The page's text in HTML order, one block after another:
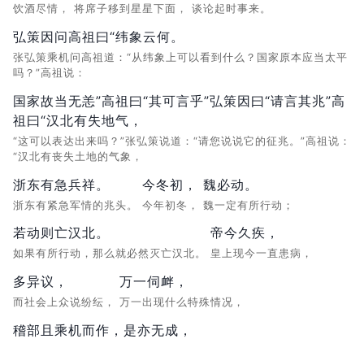
饮酒尽情， 将席子移到星星下面， 谈论起时事来。
弘策因问高祖曰“纬象云何。
张弘策乘机问高祖道：“从纬象上可以看到什么？国家原本应当太平
吗？”高祖说：
国家故当无恙”高祖曰“其可言乎”弘策因曰“请言其兆”高
祖曰“汉北有失地气，
“这可以表达出来吗？”张弘策说道：“请您说说它的征兆。”高祖说：
“汉北有丧失土地的气象，
浙东有急兵祥。
浙东有紧急军情的兆头。
今冬初，
今年初冬，
魏必动。
魏一定有所行动；
若动则亡汉北。
如果有所行动，那么就必然灭亡汉北。
帝今久疾，
皇上现今一直患病，
多异议，
而社会上众说纷纭，
万一伺衅，
万一出现什么特殊情况，
稽部且乘机而作， 是亦无成，